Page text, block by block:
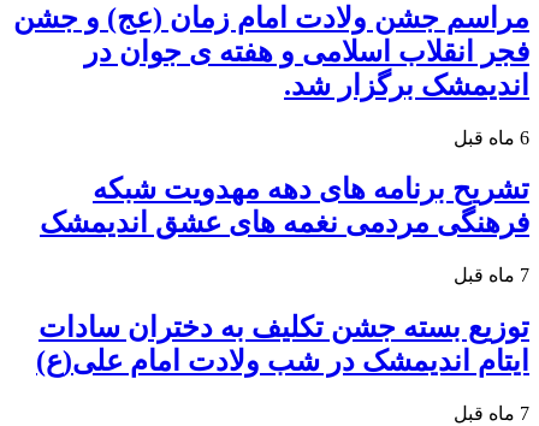
مراسم جشن ولادت امام زمان (عج) و جشن
فجر انقلاب اسلامی و هفته ی جوان در
اندیمشک برگزار شد.
6 ماه قبل
تشریح برنامه های دهه مهدویت شبکه
فرهنگی مردمی نغمه های عشق اندیمشک
7 ماه قبل
توزیع بسته جشن تکلیف به دختران سادات
ایتام اندیمشک در شب ولادت امام علی(ع)
7 ماه قبل